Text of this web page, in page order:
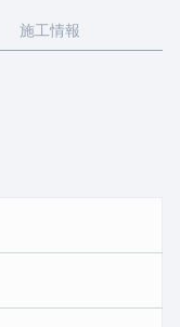
施工情報